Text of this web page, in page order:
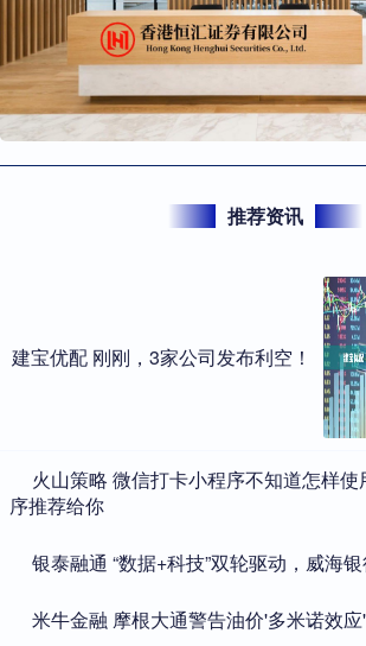
推荐资讯
建宝优配 刚刚，3家公司发布利空！
火山策略 微信打卡小程序不知道怎样
序推荐给你
银泰融通 “数据+科技”双轮驱动，威海
​米牛金融 摩根大通警告油价'多米诺效应'